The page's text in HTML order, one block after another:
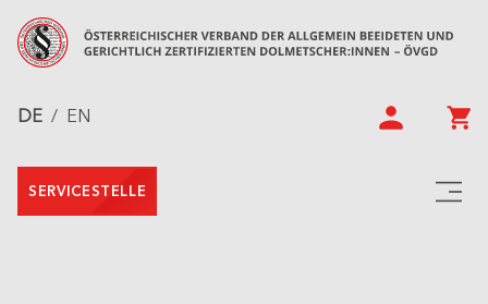
DE / EN
SERVICESTELLE